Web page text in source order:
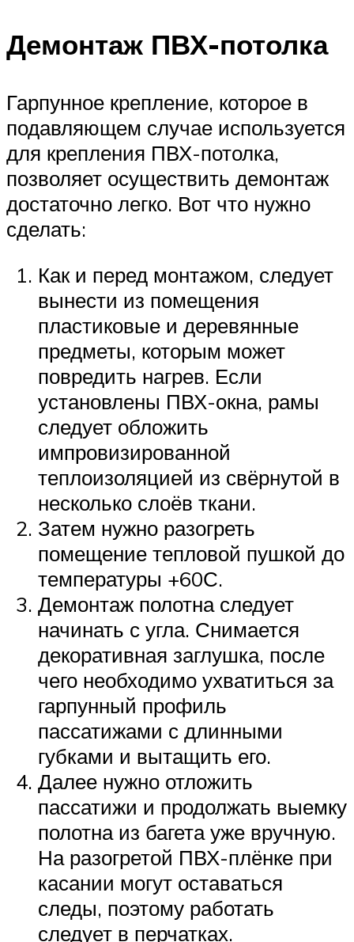
Демонтаж ПВХ-потолка
Гарпунное крепление, которое в
подавляющем случае используется
для крепления ПВХ-потолка,
позволяет осуществить демонтаж
достаточно легко. Вот что нужно
сделать:
Как и перед монтажом, следует
вынести из помещения
пластиковые и деревянные
предметы, которым может
повредить нагрев. Если
установлены ПВХ-окна, рамы
следует обложить
импровизированной
теплоизоляцией из свёрнутой в
несколько слоёв ткани.
Затем нужно разогреть
помещение тепловой пушкой до
температуры +60С.
Демонтаж полотна следует
начинать с угла. Снимается
декоративная заглушка, после
чего необходимо ухватиться за
гарпунный профиль
пассатижами с длинными
губками и вытащить его.
Далее нужно отложить
пассатижи и продолжать выемку
полотна из багета уже вручную.
На разогретой ПВХ-плёнке при
касании могут оставаться
следы, поэтому работать
следует в перчатках.